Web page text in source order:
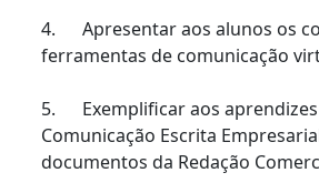
4. Apresentar aos alunos os
ferramentas de comunicação
5. Exemplificar aos aprendizes
Comunicação Escrita
documentos da Redação